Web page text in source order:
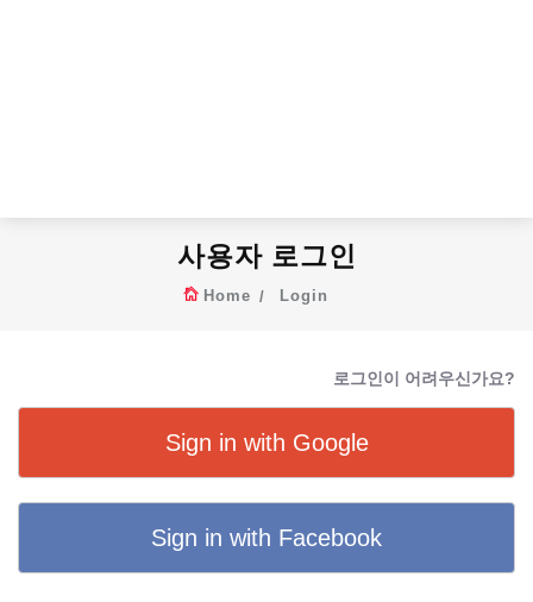
사용자 로그인
Home Login
로그인이 어려우신가요?
Sign in with Google
Sign in with Facebook